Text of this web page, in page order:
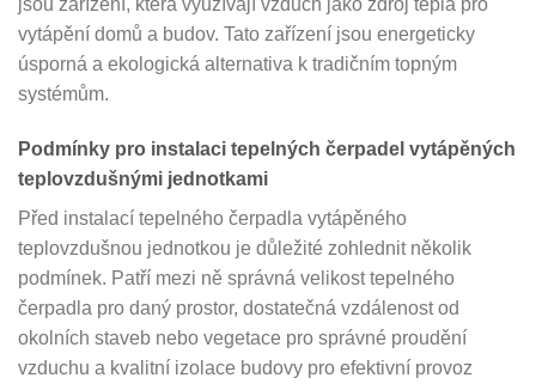
jsou zařízení, která využívají vzduch jako zdroj tepla pro
vytápění domů a budov. Tato zařízení jsou energeticky
úsporná a ekologická alternativa k tradičním topným
systémům.
Podmínky pro instalaci tepelných čerpadel vytápěných
teplovzdušnými jednotkami
Před instalací tepelného čerpadla vytápěného
teplovzdušnou jednotkou je důležité zohlednit několik
podmínek. Patří mezi ně správná velikost tepelného
čerpadla pro daný prostor, dostatečná vzdálenost od
okolních staveb nebo vegetace pro správné proudění
vzduchu a kvalitní izolace budovy pro efektivní provoz